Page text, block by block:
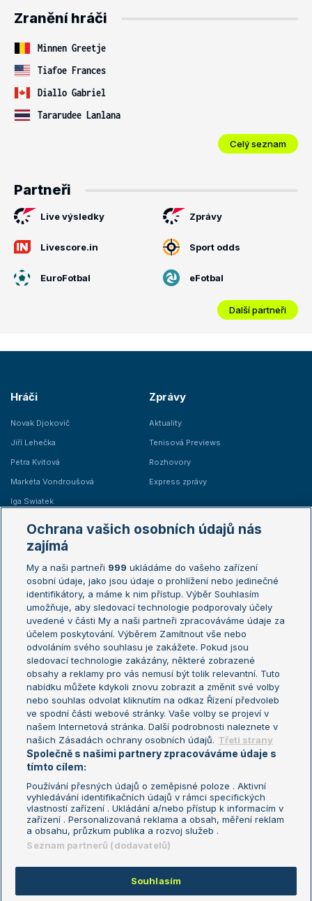
Zranění hráči
Minnen Greetje
Tiafoe Frances
Diallo Gabriel
Tararudee Lanlana
Celý seznam
Partneři
Live výsledky Zprávy
Livescore.in Sport odds
EuroFotbal eFotbal
Další partneři
Hráči
Novak Djokovič
Jiří Lehečka
Petra Kvitová
Markéta Vondroušová
Iga Swiatek
Zprávy
Aktuality
Tenisová Previews
Rozhovory
Express zprávy
Žebříčky
Žebříček ATP (muži)
Žebříček WTA (ženy)
Sázkařský žebříček
Australian Open
French Open
Wimbledon
US Open
Turnaj mistrů
Turnaj mistryň
Aktualní trendy
Fotbalové přestupy
Livesport Daily
LS Prague Open
Podmínky užití
Nastavení soukromí
GDPR a žurnalistika
Reklama
Kontakt
Informace o zpracování osobních
údajů
Copyright © 2008-2026 TenisPortal.cz. Využíváme zpravodajství ČTK.
Ochrana vašich osobních údajů nás
zajímá
My a naši partneři 999 ukládáme do vašeho zařízení
osobní údaje, jako jsou údaje o prohlížení nebo jedinečné
identifikátory, a máme k nim přístup. Výběr Souhlasím
umožňuje, aby sledovací technologie podporovaly účely
uvedené v části My a naši partneři zpracováváme údaje za
účelem poskytování. Výběrem Zamítnout vše nebo
odvoláním svého souhlasu je zakážete. Pokud jsou
sledovací technologie zakázány, některé zobrazené
obsahy a reklamy pro vás nemusí být tolik relevantní. Tuto
nabídku můžete kdykoli znovu zobrazit a změnit své volby
nebo souhlas odvolat kliknutím na odkaz Řízení předvoleb
ve spodní části webové stránky. Vaše volby se projeví v
našem Internetová stránka. Další podrobnosti naleznete v
našich Zásadách ochrany osobních údajů. Třetí strany
Společně s našimi partnery zpracováváme údaje s
tímto cílem:
Používání přesných údajů o zeměpisné poloze . Aktivní
vyhledávání identifikačních údajů v rámci specifických
vlastností zařízení . Ukládání a/nebo přístup k informacím v
zařízení . Personalizovaná reklama a obsah, měření reklam
a obsahu, průzkum publika a rozvoj služeb .
Seznam partnerů (dodavatelů)
Souhlasím